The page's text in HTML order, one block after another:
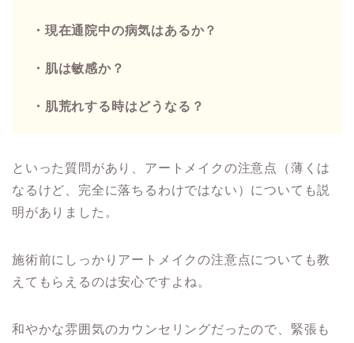
・現在通院中の病気はあるか？
・肌は敏感か？
・肌荒れする時はどうなる？
といった質問があり、アートメイクの注意点（薄くは
なるけど、完全に落ちるわけではない）についても説
明がありました。
施術前にしっかりアートメイクの注意点についても教
えてもらえるのは安心ですよね。
和やかな雰囲気のカウンセリングだったので、緊張も